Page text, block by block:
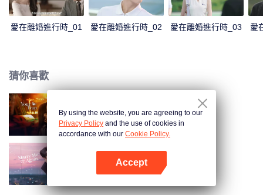
愛在離婚進行時_01 愛在離婚進行時_02 愛在離婚進行時_03 愛
猜你喜歡
步步深陷
請再和我結婚吧
By using the website, you are agreeing to our
Privacy Policy and the use of cookies in
accordance with our Cookie Policy.
Accept